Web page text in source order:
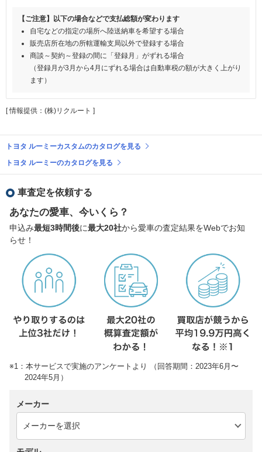
【ご注意】以下の場合などで支払総額が変わります
自宅などの指定の場所へ陸送納車を希望する場合
販売店所在地の所轄運輸支局以外で登録する場合
商談～契約～登録の間に「登録月」がずれる場合
（登録月が3月から4月にずれる場合は自動車税の額が大きく上がり
ます）
[ 情報提供：(株)リクルート ]
トヨタ ルーミーカスタムのカタログを見る
トヨタ ルーミーのカタログを見る
車査定を依頼する
あなたの愛車、今いくら？
申込み最短3時間後に最大20社から愛車の査定結果をWebでお知
らせ！
※1：本サービスで実施のアンケートより （回答期間：2023年6月〜
2024年5月）
メーカー